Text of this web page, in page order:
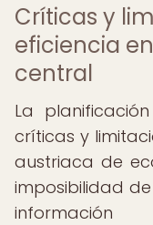
Críticas y
eficiencia
central
La
críticas y
austriaca de
imposibilidad